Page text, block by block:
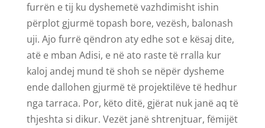
furrën e tij ku dyshemetë vazhdimisht ishin
përplot gjurmë topash bore, vezësh, balonash
uji. Ajo furrë qëndron aty edhe sot e kësaj dite,
atë e mban Adisi, e në ato raste të rralla kur
kaloj andej mund të shoh se nëpër dysheme
ende dallohen gjurmë të projektilëve të hedhur
nga tarraca. Por, këto ditë, gjërat nuk janë aq të
thjeshta si dikur. Vezët janë shtrenjtuar, fëmijët